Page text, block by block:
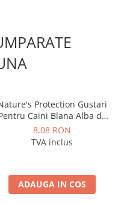
Protection Gustari
Caini Blana Alba de
Toate Rasele cu Ton si
Somon 70g
8,08 RON
TVA inclus
ADAUGA IN COS